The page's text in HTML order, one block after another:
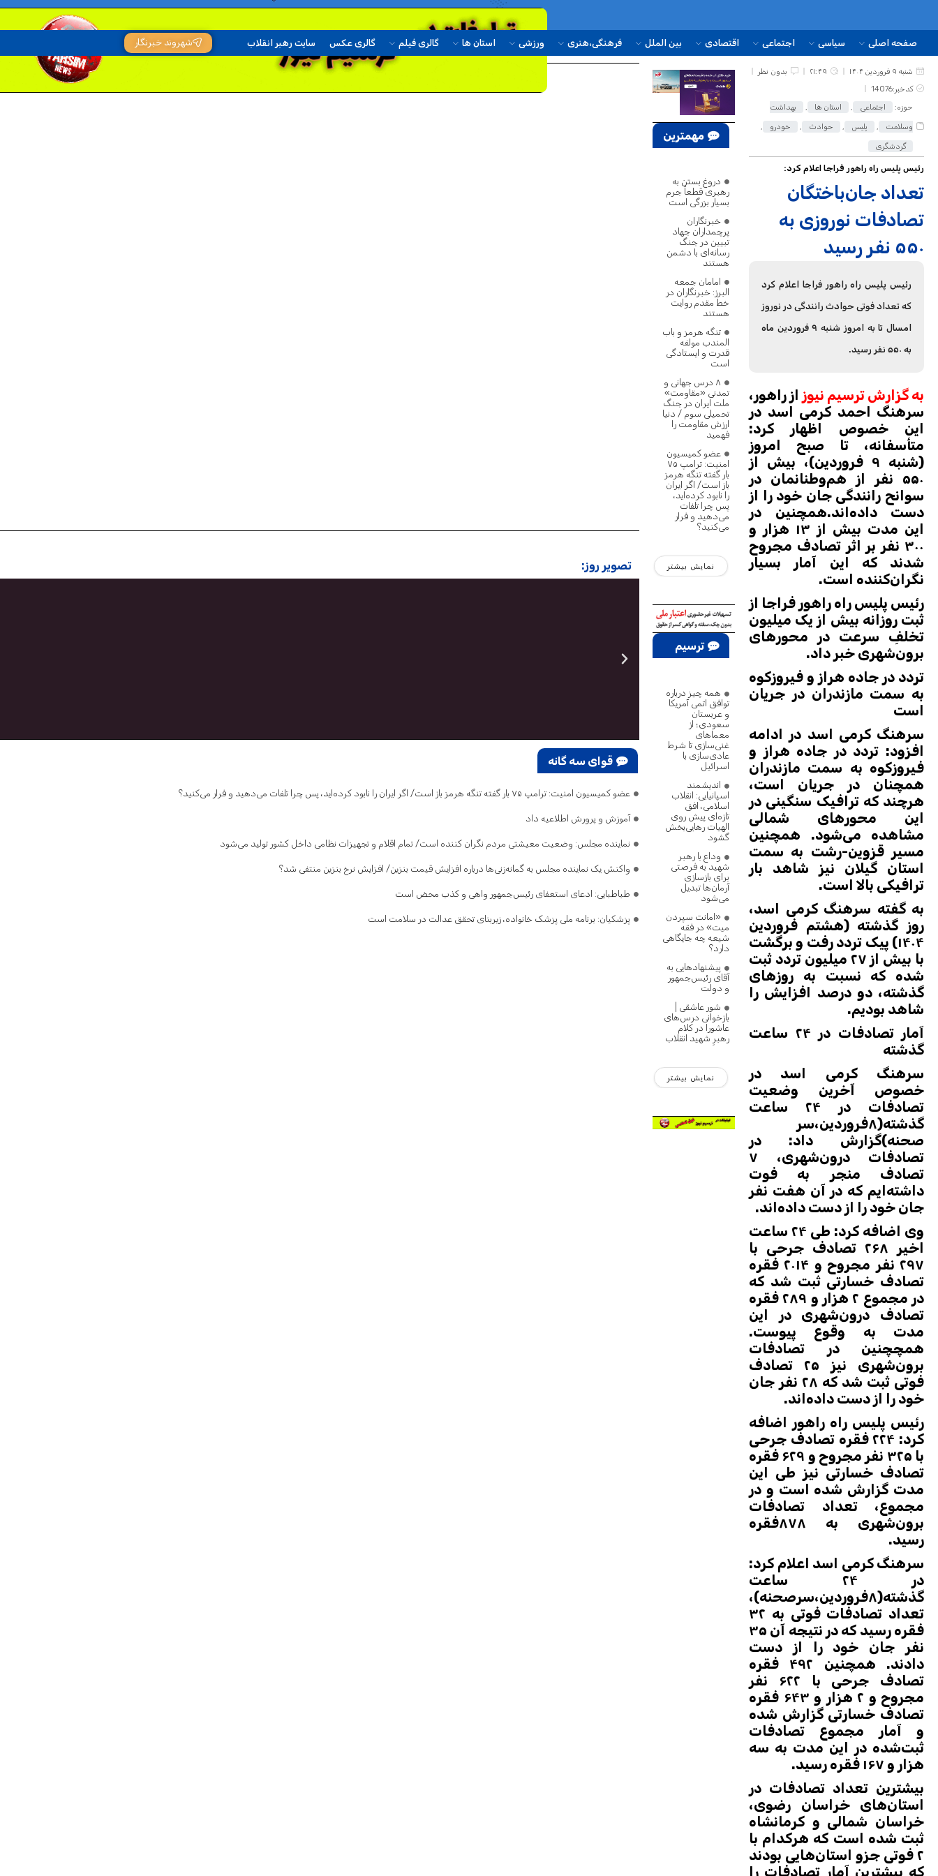
صفحه اصلی سیاسی اجتماعی اقتصادی بین الملل فرهنگی،هنری ورزشی استان ها گالری فیلم گالری عکس سایت رهبر انقلاب شهروند خبرنگار
شنبه ۹ فروردین ۱۴۰۴ ۲۱:۴۹
بدون نظر
کدخبر:14076
حوزه:
اجتماعی استان ها بهداشت
وسلامت پلیس حوادث خودرو
گردشگری
رئیس پلیس راه راهور فراجا اعلام کرد:
تعداد جان‌باختگان
تصادفات نوروزی به
۵۵۰ نفر رسید
رئیس پلیس راه راهور فراجا اعلام کرد
که تعداد فوتی حوادث رانندگی در نوروز
امسال تا به امروز شنبه ۹ فروردین ماه
به ۵۵۰ نفر رسید.
به گزارش ترسیم نیوز از راهور،
سرهنگ احمد کرمی اسد در
این خصوص اظهار کرد:
متأسفانه، تا صبح امروز
(شنبه ۹ فروردین)، بیش از
۵۵۰ نفر از هم‌وطنانمان در
سوانح رانندگی جان خود را از
دست داده‌اند.همچنین در
این مدت بیش از ۱۳ هزار و
۳۰۰ نفر بر اثر تصادف مجروح
شدند که این آمار بسیار
نگران‌کننده است.
رئیس پلیس راه راهور فراجا از
ثبت روزانه بیش از یک میلیون
تخلفِ سرعت در محورهای
برون‌شهری خبر داد.
تردد در جاده هراز و فیروزکوه
به سمت مازندران در جریان
است
سرهنگ کرمی اسد در ادامه
افزود: تردد در جاده هراز و
فیروزکوه به سمت مازندران
همچنان در جریان است،
هرچند که ترافیک سنگینی در
این محورهای شمالی
مشاهده می‌شود. همچنین
مسیر قزوین-رشت به سمت
استان گیلان نیز شاهد بار
ترافیکی بالا است.
به گفته سرهنگ کرمی اسد،
روز گذشته (هشتم فروردین
۱۴۰۴) پیک تردد رفت و برگشت
با بیش از ۲۷ میلیون تردد ثبت
شده که نسبت به روزهای
گذشته، دو درصد افزایش را
شاهد بودیم.
آمار تصادفات در ۲۴ ساعت
گذشته
سرهنگ کرمی اسد در
خصوص آخرین وضعیت
تصادفات در ۲۴ ساعت
گذشته(۸فروردین،سر
صحنه)گزارش داد: در
تصادفات درون‌شهری، ۷
تصادف منجر به فوت
داشته‌ایم که در آن هفت نفر
جان خود را از دست داده‌اند.
وی اضافه کرد: طی ۲۴ ساعت
اخیر ۲۶۸ تصادف جرحی با
۲۹۷ نفر مجروح و ۲۰۱۴ فقره
تصادف خسارتی ثبت شد که
در مجموع ۲ هزار و ۲۸۹ فقره
تصادف درون‌شهری در این
مدت به وقوع پیوست.
همچچنین در تصادفات
برون‌شهری نیز ۲۵ تصادف
فوتی ثبت شد که ۲۸ نفر جان
خود را از دست داده‌اند.
رئیس پلیس راه راهور اضافه
کرد: ۲۲۴ فقره تصادف جرحی
با ۳۲۵ نفر مجروح و ۶۲۹ فقره
تصادف خسارتی نیز طی این
مدت گزارش شده است و در
مجموع، تعداد تصادفات
برون‌شهری به ۸۷۸فقره
رسید.
سرهنگ کرمی اسد اعلام کرد:
در ۲۴ ساعت
گذشته(۸فروردین،سرصحنه)،
تعداد تصادفات فوتی به ۳۲
فقره رسید که در نتیجه آن ۳۵
نفر جان خود را از دست
دادند. همچنین ۴۹۲ فقره
تصادف جرحی با ۶۲۲ نفر
مجروح و ۲ هزار و ۶۴۳ فقره
تصادف خسارتی گزارش شده
و آمار مجموع تصادفات
ثبت‌شده در این مدت به سه
هزار و ۱۶۷ فقره رسید.
بیشترین تعداد تصادفات در
استان‌های خراسان رضوی،
خراسان شمالی و کرمانشاه
ثبت شده است که هرکدام با
۲ فوتی جزو استان‌هایی بودند
که بیشترین آمار تصادفات را
مهمترین
دروغ بستن به
رهبری قطعاً جرم
بسیار بزرگی است
خبرنگاران
پرچمداران جهاد
تبیین در جنگ
رسانه‌ای با دشمن
هستند
امامان جمعه
البرز: خبرنگاران در
خط مقدم روایت
هستند
تنگه‌ هرمز و باب
المندب مولفه
قدرت و ایستادگی
است
۸ درس جهانی و
تمدنی «مقاومت»
ملت ایران در جنگ
تحمیلی سوم / دنیا
ارزش مقاومت را
فهمید
عضو کمیسیون
امنیت: ترامپ ۷۵
بار گفته تنگه هرمز
باز است/ اگر ایران
را نابود کرده‌اید،
پس چرا تلفات
می‌دهید و فرار
می‌کنید؟
نمایش بیشتر
ترسیم
همه چیز درباره
توافق اتمی آمریکا
و عربستان
سعودی؛ از
معماهای
غنی‌سازی تا شرط
عادی‌سازی با
اسرائیل
اندیشمند
اسپانیایی: انقلاب
اسلامی، افق
تازه‌ای پیش روی
الهیات رهایی‌بخش
گشود
وداع با رهبر
شهید به فرصتی
برای بازسازی
آرمان‌ها تبدیل
می‌شود
«امانت سپردن
میت» در فقه
شیعه چه جایگاهی
دارد؟
پیشنهادهایی به
آقای رئیس‌جمهور
و دولت
شور عاشقی |
بازخوانی درس‌های
عاشورا در کلام
رهبرِ شهید انقلاب
نمایش بیشتر
تصویر روز:
قوای سه گانه
عضو کمیسیون امنیت: ترامپ ۷۵ بار گفته تنگه هرمز باز است/ اگر ایران را نابود کرده‌اید، پس چرا تلفات می‌دهید و فرار می‌کنید؟
آموزش و پرورش اطلاعیه داد
نماینده مجلس: وضعیت معیشتی مردم نگران کننده است/ تمام اقلام و تجهیزات نظامی داخل کشور تولید می‌شود
واکنش یک نماینده مجلس به گمانه‌زنی‌ها درباره افزایش قیمت بنزین/ افزایش نرخ بنزین منتفی شد؟
طباطبایی: ادعای استعفای رئیس‌جمهور واهی و کذب محض است
پزشکیان: برنامه ملی پزشک خانواده، زیربنای تحقق عدالت در سلامت است